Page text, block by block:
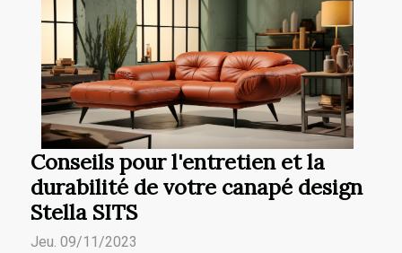
Conseils pour l'entretien et la
durabilité de votre canapé design
Stella SITS
Jeu. 09/11/2023